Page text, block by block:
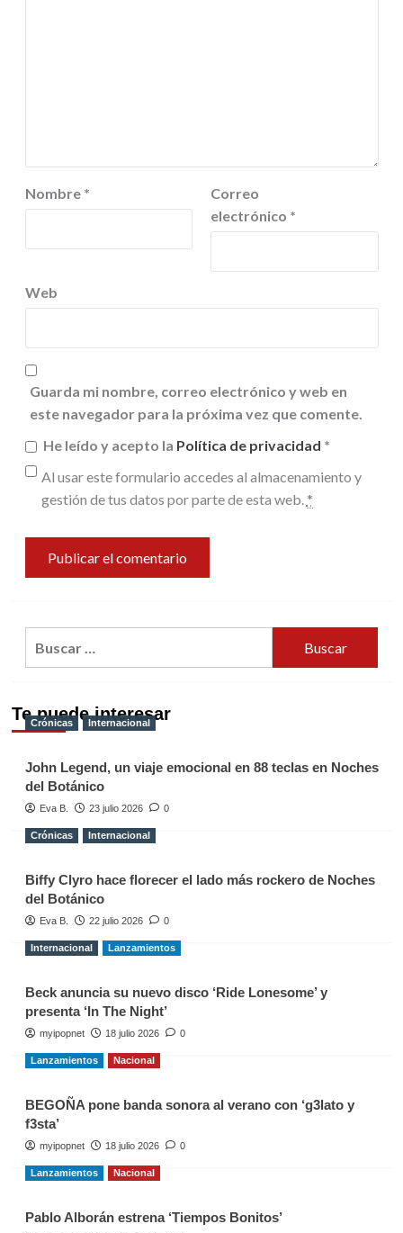
Nombre *
Correo
electrónico *
Web
Guarda mi nombre, correo electrónico y web en
este navegador para la próxima vez que comente.
He leído y acepto la Política de privacidad *
Al usar este formulario accedes al almacenamiento y
gestión de tus datos por parte de esta web. *
Te puede interesar
Crónicas Internacional
John Legend, un viaje emocional en 88 teclas en Noches
del Botánico
Eva B. 23 julio 2026 0
Crónicas Internacional
Biffy Clyro hace florecer el lado más rockero de Noches
del Botánico
Eva B. 22 julio 2026 0
Internacional Lanzamientos
Beck anuncia su nuevo disco ‘Ride Lonesome’ y
presenta ‘In The Night’
myipopnet 18 julio 2026 0
Lanzamientos Nacional
BEGOÑA pone banda sonora al verano con ‘g3lato y
f3sta’
myipopnet 18 julio 2026 0
Lanzamientos Nacional
Pablo Alborán estrena ‘Tiempos Bonitos’